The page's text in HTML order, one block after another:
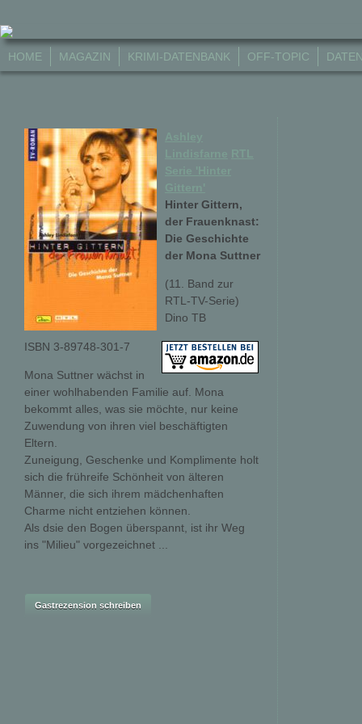
HOME MAGAZIN KRIMI-DATENBANK OFF-TOPIC
Gittern'
Hinter Gittern,
der Frauenknast:
Die Geschichte
der Mona Suttner
(11. Band zur
RTL-TV-Serie)
Dino TB
ISBN 3-89748-301-7
Mona Suttner wächst in
einer wohlhabenden Familie auf. Mona
bekommt alles, was sie möchte, nur keine
Zuwendung von ihren viel beschäftigten
Eltern.
Zuneigung, Geschenke und Komplimente holt
sich die frühreife Schönheit von älteren
Männer, die sich ihrem mädchenhaften
Charme nicht entziehen können.
Als dsie den Bogen überspannt, ist ihr Weg
ins "Milieu" vorgezeichnet ...